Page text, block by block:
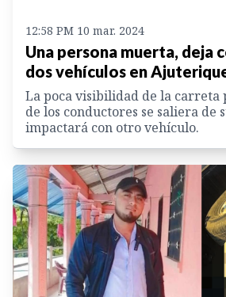
12:58 PM 10 mar. 2024
Una persona muerta, deja
dos vehículos en
La poca visibilidad de la carreta
de los conductores se saliera de
impactará con otro vehículo.